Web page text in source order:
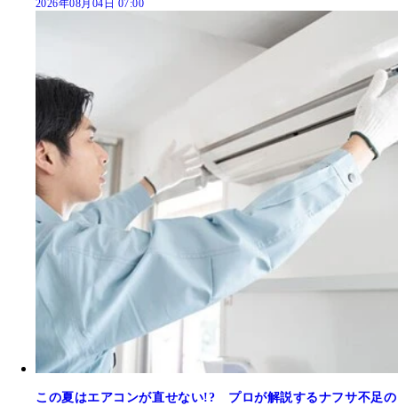
2026年08月04日 07:00
この夏はエアコンが直せない!? プロが解説するナフサ不足の